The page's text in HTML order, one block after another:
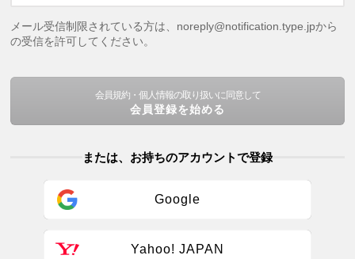
メール受信制限されている方は、noreply@notification.type.jpから
の受信を許可してください。
会員規約・個人情報の取り扱いに同意して
会員登録を始める
または、お持ちのアカウントで登録
Google
Yahoo! JAPAN